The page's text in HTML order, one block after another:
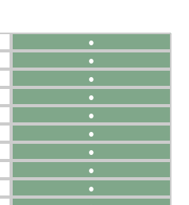
●
●
●
●
●
●
●
●
●